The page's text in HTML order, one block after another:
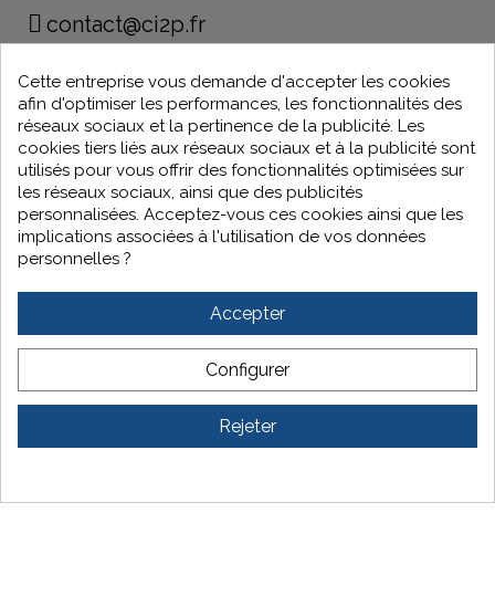
contact@ci2p.fr
32 rue de la Paix
38160 Echirolles
04 76 51 30 82
grenoble@ci2p.fr
2 rue de varsovie
34350 Vendres
Mentions Légales|Politique de confidentialité| © CI2P | Tous droits
Cette entreprise vous demande d'accepter les cookies
afin d'optimiser les performances, les fonctionnalités des
réseaux sociaux et la pertinence de la publicité. Les
cookies tiers liés aux réseaux sociaux et à la publicité sont
utilisés pour vous offrir des fonctionnalités optimisées sur
les réseaux sociaux, ainsi que des publicités
personnalisées. Acceptez-vous ces cookies ainsi que les
implications associées à l'utilisation de vos données
personnelles ?
Accepter
Configurer
Rejeter